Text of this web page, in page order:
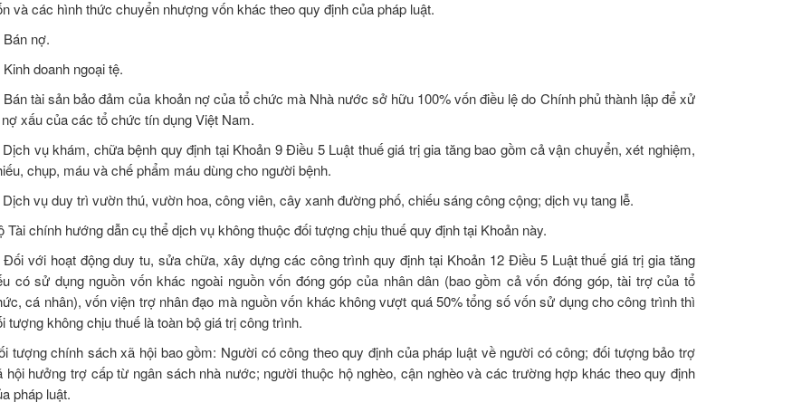
và các hình thức chuyển nhượng vốn khác theo quy định của pháp luật.
Bán nợ.
Kinh doanh ngoại tệ.
Bán tài sản bảo đảm của khoản nợ của tổ chức mà Nhà nước sở hữu 100% vốn điều lệ do Chính phủ thành lập để xử
xấu của các tổ chức tín dụng Việt Nam.
vụ khám, chữa bệnh quy định tại Khoản 9 Điều 5 Luật thuế giá trị gia tăng bao gồm cả vận chuyển, xét nghiệm,
chụp, máu và chế phẩm máu dùng cho người bệnh.
vụ duy trì vườn thú, vườn hoa, công viên, cây xanh đường phố, chiếu sáng công cộng; dịch vụ tang lễ.
Tài chính hướng dẫn cụ thể dịch vụ không thuộc đối tượng chịu thuế quy định tại Khoản này.
Đối với hoạt động duy tu, sửa chữa, xây dựng các công trình quy định tại Khoản 12 Điều 5 Luật thuế giá trị gia tăng
có sử dụng nguồn vốn khác ngoài nguồn vốn đóng góp của nhân dân (bao gồm cả vốn đóng góp, tài trợ của tổ
cá nhân), vốn viện trợ nhân đạo mà nguồn vốn khác không vượt quá 50% tổng số vốn sử dụng cho công trình thì
tượng không chịu thuế là toàn bộ giá trị công trình.
tượng chính sách xã hội bao gồm: Người có công theo quy định của pháp luật về người có công; đối tượng bảo trợ
hội hưởng trợ cấp từ ngân sách nhà nước; người thuộc hộ nghèo, cận nghèo và các trường hợp khác theo quy định
pháp luật.